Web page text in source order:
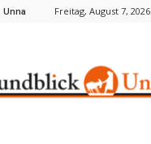
Unna Freitag, August 7, 2026